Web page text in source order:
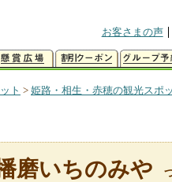
お客さまの声
ト > 姫路・相生・赤穂の観光スポ
磨いちのみや